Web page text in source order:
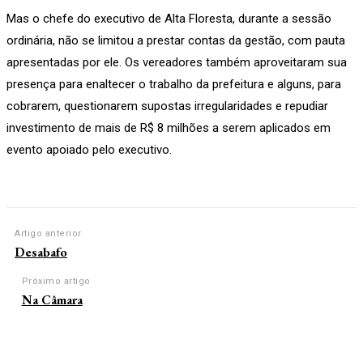
Mas o chefe do executivo de Alta Floresta, durante a sessão
ordinária, não se limitou a prestar contas da gestão, com pauta
apresentadas por ele. Os vereadores também aproveitaram sua
presença para enaltecer o trabalho da prefeitura e alguns, para
cobrarem, questionarem supostas irregularidades e repudiar
investimento de mais de R$ 8 milhões a serem aplicados em
evento apoiado pelo executivo.
Artigo anterior
Desabafo
Próximo artigo
Na Câmara